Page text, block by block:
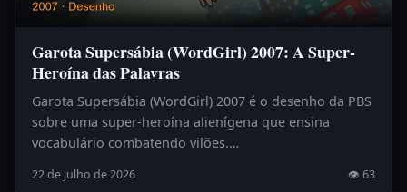
Garota Supersábia (WordGirl) 2007: A Super-
Heroína das Palavras
Garota Supersábia (WordGirl) 2007 é o desenho da PBS
sobre uma super-heroína alienígena que ensina
vocabulário combatendo vilões.…
22 de julho de 2026 👁 63